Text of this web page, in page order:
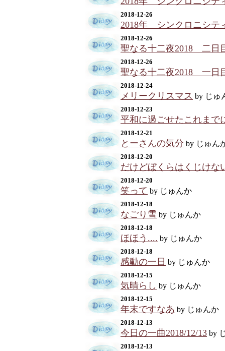
2018-12-26
2018年 シンクロニシテ
2018-12-26
聖なる十二夜2018 二日
2018-12-26
聖なる十二夜2018 一日
2018-12-24
メリークリスマス by じゅ
2018-12-23
平和に過ごせたこれまで
2018-12-21
とーさんの気分 by じゅん
2018-12-20
だけどぼくらはくじけな
2018-12-20
笑って by じゅんか
2018-12-18
なごり雪 by じゅんか
2018-12-18
ほほう.... by じゅんか
2018-12-18
感動の一日 by じゅんか
2018-12-15
気晴らし by じゅんか
2018-12-15
年末ですなあ by じゅんか
2018-12-13
今日の一曲2018/12/13 by
2018-12-13